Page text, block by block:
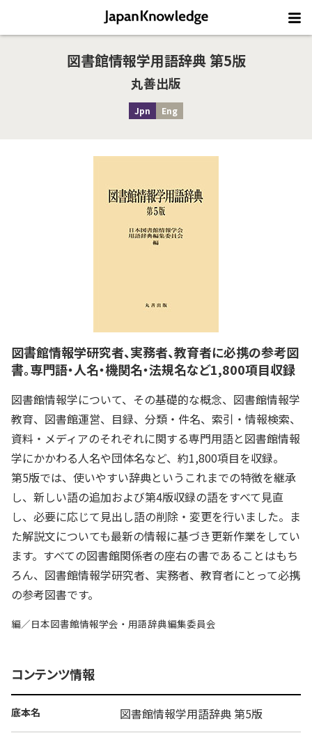
図書館情報学用語辞典 第5版
丸善出版
Jpn Eng
図書館情報学研究者、実務者、教育者に必携の参考図
書。専門語・人名・機関名・法規名など1,800項目収録
図書館情報学について、その基礎的な概念、図書館情報学
教育、図書館運営、目録、分類・件名、索引・情報検索、
資料・メディアのそれぞれに関する専門用語と図書館情報
学にかかわる人名や団体名など、約1,800項目を収録。
第5版では、使いやすい辞典というこれまでの特徴を継承
し、新しい語の追加および第4版収録の語をすべて見直
し、必要に応じて見出し語の削除・変更を行いました。ま
た解説文についても最新の情報に基づき更新作業をしてい
ます。すべての図書館関係者の座右の書であることはもち
ろん、図書館情報学研究者、実務者、教育者にとって必携
の参考図書です。
編／日本図書館情報学会・用語辞典編集委員会
コンテンツ情報
底本名 図書館情報学用語辞典 第5版